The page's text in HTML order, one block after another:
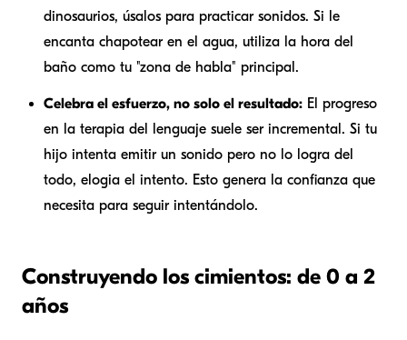
dinosaurios, úsalos para practicar sonidos. Si le
encanta chapotear en el agua, utiliza la hora del
baño como tu "zona de habla" principal.
Celebra el esfuerzo, no solo el resultado: El progreso
en la terapia del lenguaje suele ser incremental. Si tu
hijo intenta emitir un sonido pero no lo logra del
todo, elogia el intento. Esto genera la confianza que
necesita para seguir intentándolo.
Construyendo los cimientos: de 0 a 2
años